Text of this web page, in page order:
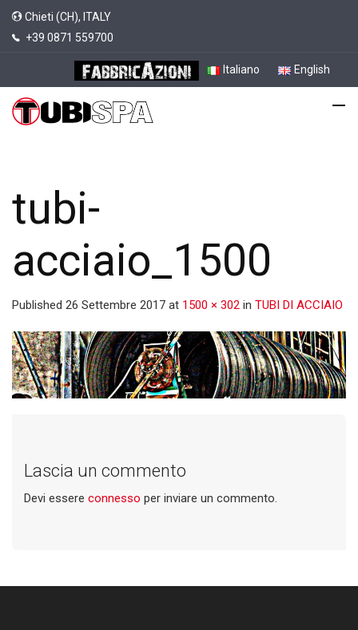
Chieti (CH), ITALY
+39 0871 559700
Italiano English
tubi-
acciaio_1500
Published 26 Settembre 2017 at 1500 × 302 in TUBI DI ACCIAIO
Lascia un commento
Devi essere connesso per inviare un commento.